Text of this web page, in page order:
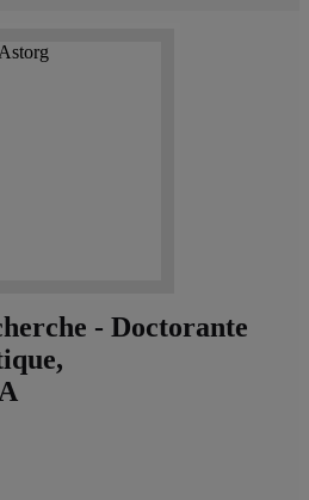
- Doctorante